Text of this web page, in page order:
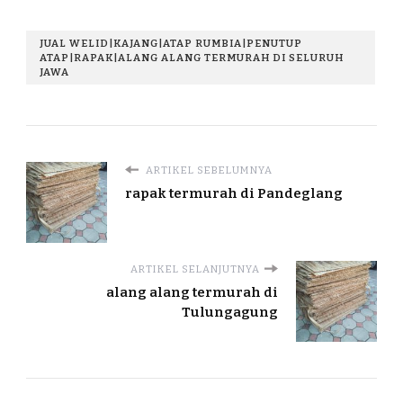
JUAL WELID|KAJANG|ATAP RUMBIA|PENUTUP
ATAP|RAPAK|ALANG ALANG TERMURAH DI SELURUH
JAWA
ARTIKEL SEBELUMNYA
rapak termurah di Pandeglang
ARTIKEL SELANJUTNYA
alang alang termurah di
Tulungagung